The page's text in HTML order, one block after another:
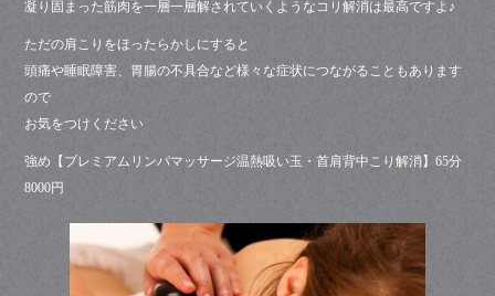
凝り固まった筋肉を一層一層解されていくようなコリ解消は最高ですよ♪
ただの肩こりをほったらかしにすると
頭痛や睡眠障害、胃腸の不具合など様々な症状につながることもあります
ので
お気をつけください
強め【プレミアムリンパマッサージ温熱吸い玉・首肩背中こり解消】65分
8000円